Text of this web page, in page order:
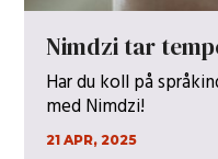
Nimdzi tar
Har du koll på
med Nimdzi!
21 APR, 2025